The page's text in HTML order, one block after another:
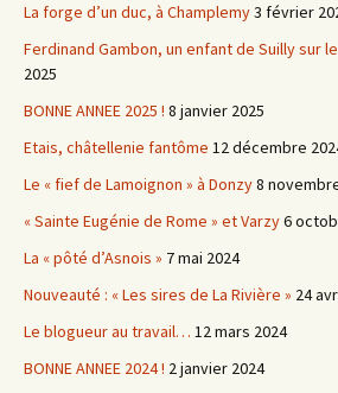
La forge d’un duc, à Champlemy3 février
Ferdinand Gambon, un enfant de Suilly sur
2025
BONNE ANNEE 2025 ! 8 janvier 2025
Etais, châtellenie fantôme 12 décembre
Le « fief de Lamoignon » à Donzy8
« Sainte Eugénie de Rome » et Varzy6
La « pôté d’Asnois » 7 mai 2024
Nouveauté : « Les sires de La Rivière » 24
Le blogueur au travail… 12 mars 2024
BONNE ANNEE 2024 ! 2 janvier 2024